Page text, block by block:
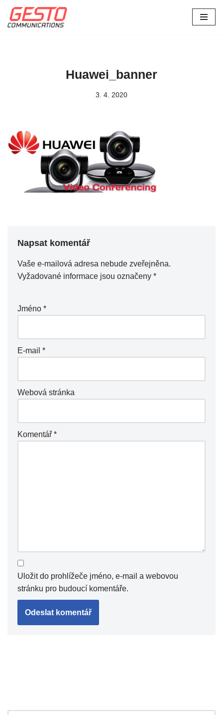
Přeskočit
Huawei_banner
3. 4. 2020
Napsat komentář
Vaše e-mailová adresa nebude zveřejněna.
Vyžadované informace jsou označeny *
Jméno *
E-mail *
Webová stránka
Komentář *
Uložit do prohlížeče jméno, e-mail a webovou
stránku pro budoucí komentáře.